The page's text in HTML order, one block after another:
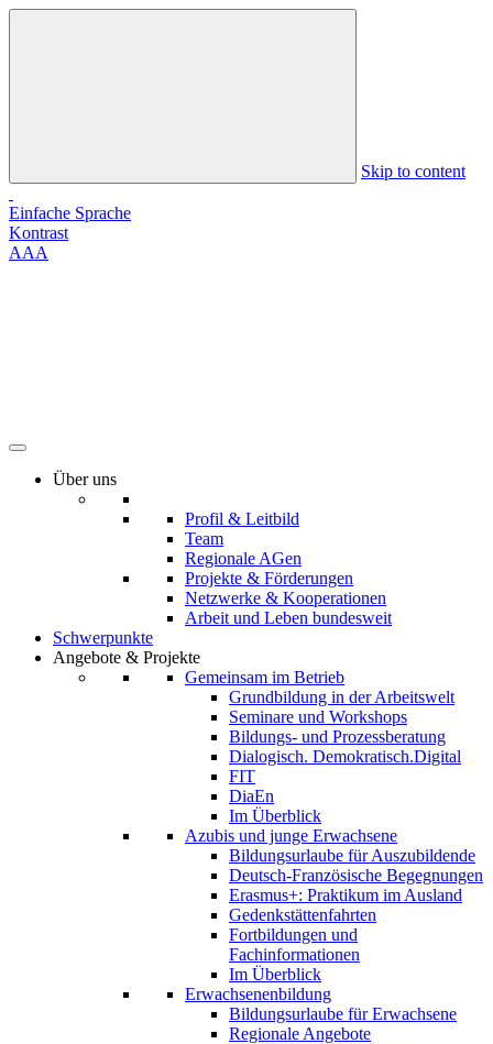
Skip to content
Einfache Sprache
Kontrast
AAA
Über uns
Profil & Leitbild
Team
Regionale AGen
Projekte & Förderungen
Netzwerke & Kooperationen
Arbeit und Leben bundesweit
Schwerpunkte
Angebote & Projekte
Gemeinsam im Betrieb
Grundbildung in der Arbeitswelt
Seminare und Workshops
Bildungs- und Prozessberatung
Dialogisch. Demokratisch.Digital
FIT
DiaEn
Im Überblick
Azubis und junge Erwachsene
Bildungsurlaube für Auszubildende
Deutsch-Französische Begegnungen
Erasmus+: Praktikum im Ausland
Gedenkstättenfahrten
Fortbildungen und
Fachinformationen
Im Überblick
Erwachsenenbildung
Bildungsurlaube für Erwachsene
Regionale Angebote